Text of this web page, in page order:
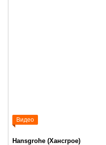
Видео
Hansgrohe (Хансгрое)